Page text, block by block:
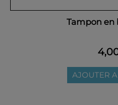
Tampon en
AJOUTER